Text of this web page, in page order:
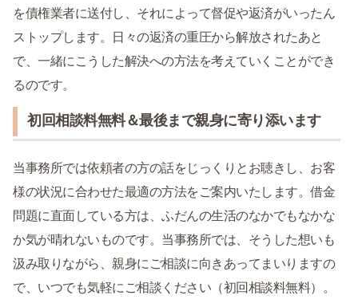
を債権業者に送付し、それによって督促や返済がいったん
ストップします。日々の返済の重圧から解放されたあと
で、一緒にこうした解決への方法を考えていくことができ
るのです。
初回相談料無料＆最後まで親身に寄り添います
当事務所では依頼者の方の話をじっくりとお聴きし、お客
様の状況に合わせた最適の方法をご案内いたします。借金
問題に直面している方は、ふだんの生活のなかでもなかな
か気が晴れないものです。当事務所では、そうした想いも
汲み取りながら、親身にご相談に向きあってまいりますの
で、いつでも気軽にご相談ください（初回相談料無料）。